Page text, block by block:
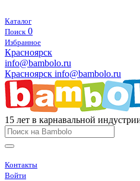
Каталог
Поиск 0
Избранное
Красноярск
info@bambolo.ru
Красноярск info@bambolo.ru
15 лет в карнавальной
Контакты
Войти